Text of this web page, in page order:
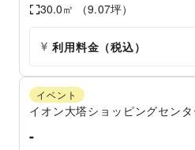
30.0㎡ （9.07坪）
利用料金（税込）
イベント
イオン大塔ショッピングセンタ
-